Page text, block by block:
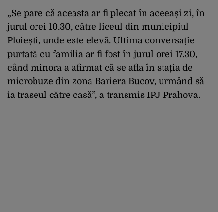
„Se pare că aceasta ar fi plecat în aceeași zi, în
jurul orei 10.30, către liceul din municipiul
Ploiești, unde este elevă. Ultima conversație
purtată cu familia ar fi fost în jurul orei 17.30,
când minora a afirmat că se afla în stația de
microbuze din zona Bariera Bucov, urmând să
ia traseul către casă”, a transmis IPJ Prahova.